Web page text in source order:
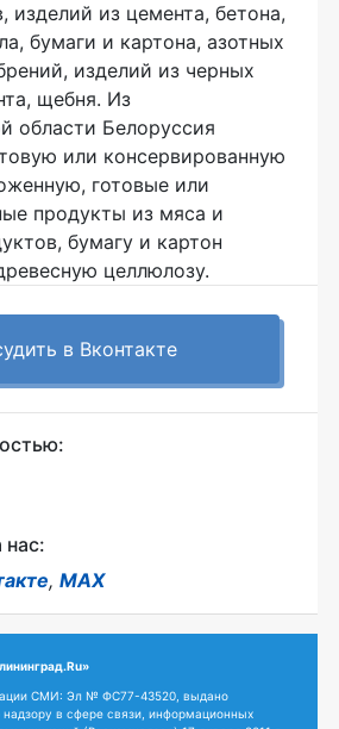
изделий из цемента, бетона,
бумаги и картона, азотных
изделий из черных
щебня. Из
области Белоруссия
или консервированную
готовые или
продукты из мяса и
бумагу и картон
целлюлозу.
в Вконтакте
нас:
, MAX
СМИ: Эл № ФС77-43520, выдано
в сфере связи, информационных